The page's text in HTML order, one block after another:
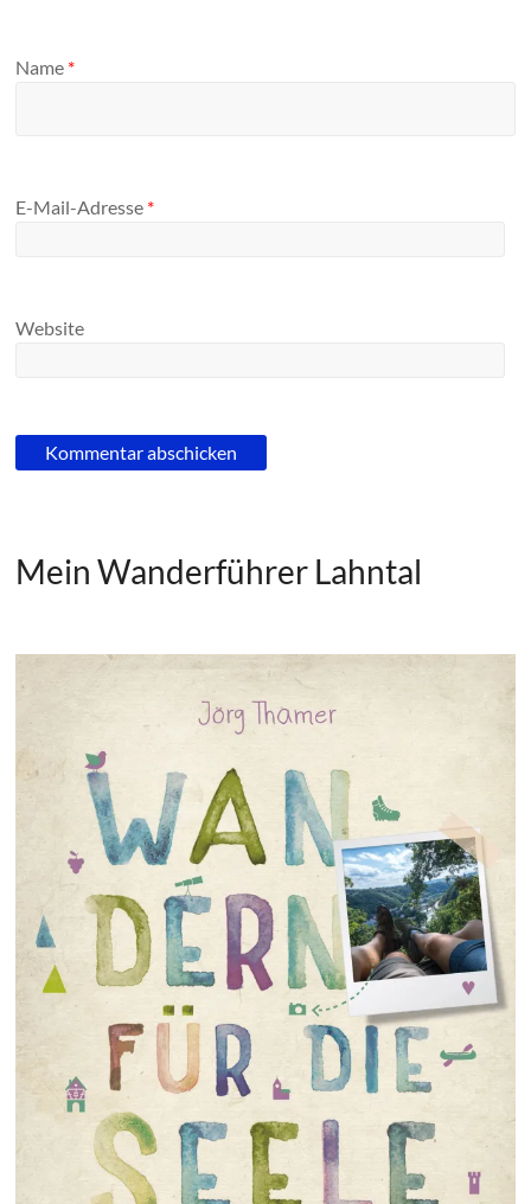
Name *
E-Mail-Adresse *
Website
Mein Wanderführer Lahntal